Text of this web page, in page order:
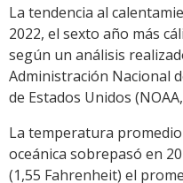
La tendencia al
2022, el sexto año más
según un análisis
Administración Nacional
de Estados Unidos
La temperatura
oceánica sobrepasó en
(1,55 Fahrenheit) el